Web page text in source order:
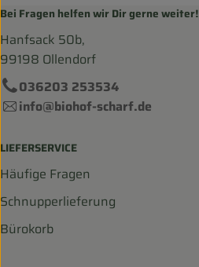
Bei Fragen helfen wir Dir gerne weiter!
Hanfsack 50b,
99198 Ollendorf
036203 253534
info@biohof-scharf.de
LIEFERSERVICE
Häufige Fragen
Schnupperlieferung
Bürokorb